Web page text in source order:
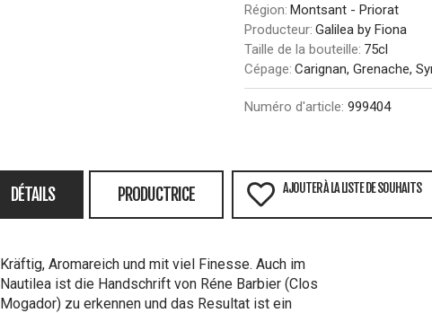
Région: Montsant - Priorat
Producteur: Galilea by Fiona
Taille de la bouteille: 75cl
Cépage: Carignan, Grenache,
Numéro d'article: 999404
DÉTAILS PRODUCTRICE AJOUTER À LA LISTE DE SOUHAITS
Kräftig, Aromareich und mit viel Finesse. Auch im
Nautilea ist die Handschrift von Réne Barbier (Clos
Mogador) zu erkennen und das Resultat ist ein